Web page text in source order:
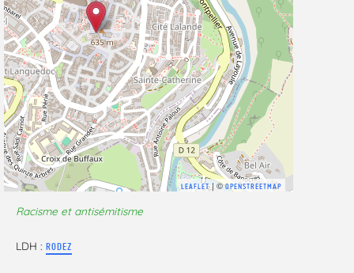
LEAFLET| ©OPENSTREETMAP
Racisme et antisémitisme
LDH : RODEZ